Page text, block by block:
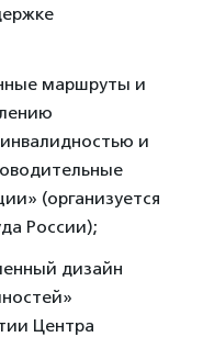
маршруты и
и
(организуется
России);
дизайн
Центра